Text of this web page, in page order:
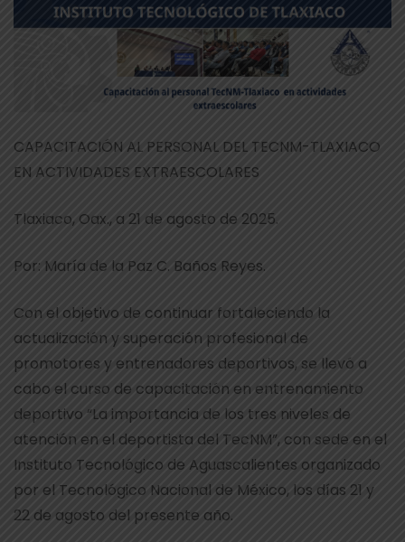
CAPACITACIÓN AL PERSONAL DEL TECNM-TLAXIACO
EN ACTIVIDADES EXTRAESCOLARES
Tlaxiaco, Oax., a 21 de agosto de 2025.
Por: María de la Paz C. Baños Reyes.
Con el objetivo de continuar fortaleciendo la
actualización y superación profesional de
promotores y entrenadores deportivos, se llevó a
cabo el curso de capacitación en entrenamiento
deportivo “La importancia de los tres niveles de
atención en el deportista del TecNM”, con sede en el
Instituto Tecnológico de Aguascalientes organizado
por el Tecnológico Nacional de México, los días 21 y
22 de agosto del presente año.